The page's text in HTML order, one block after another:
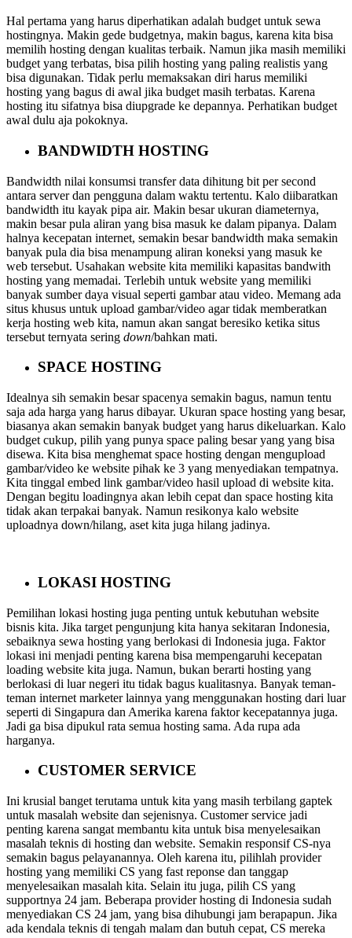
Hal pertama yang harus diperhatikan adalah budget untuk sewa
hostingnya. Makin gede budgetnya, makin bagus, karena kita bisa
memilih hosting dengan kualitas terbaik. Namun jika masih memiliki
budget yang terbatas, bisa pilih hosting yang paling realistis yang
bisa digunakan. Tidak perlu memaksakan diri harus memiliki
hosting yang bagus di awal jika budget masih terbatas. Karena
hosting itu sifatnya bisa diupgrade ke depannya. Perhatikan budget
awal dulu aja pokoknya.
BANDWIDTH HOSTING
Bandwidth nilai konsumsi transfer data dihitung bit per second
antara server dan pengguna dalam waktu tertentu. Kalo diibaratkan
bandwidth itu kayak pipa air. Makin besar ukuran diameternya,
makin besar pula aliran yang bisa masuk ke dalam pipanya. Dalam
halnya kecepatan internet, semakin besar bandwidth maka semakin
banyak pula dia bisa menampung aliran koneksi yang masuk ke
web tersebut. Usahakan website kita memiliki kapasitas bandwith
hosting yang memadai. Terlebih untuk website yang memiliki
banyak sumber daya visual seperti gambar atau video. Memang ada
situs khusus untuk upload gambar/video agar tidak memberatkan
kerja hosting web kita, namun akan sangat beresiko ketika situs
tersebut ternyata sering down/bahkan mati.
SPACE HOSTING
Idealnya sih semakin besar spacenya semakin bagus, namun tentu
saja ada harga yang harus dibayar. Ukuran space hosting yang besar,
biasanya akan semakin banyak budget yang harus dikeluarkan. Kalo
budget cukup, pilih yang punya space paling besar yang yang bisa
disewa. Kita bisa menghemat space hosting dengan mengupload
gambar/video ke website pihak ke 3 yang menyediakan tempatnya.
Kita tinggal embed link gambar/video hasil upload di website kita.
Dengan begitu loadingnya akan lebih cepat dan space hosting kita
tidak akan terpakai banyak. Namun resikonya kalo website
uploadnya down/hilang, aset kita juga hilang jadinya.
LOKASI HOSTING
Pemilihan lokasi hosting juga penting untuk kebutuhan website
bisnis kita. Jika target pengunjung kita hanya sekitaran Indonesia,
sebaiknya sewa hosting yang berlokasi di Indonesia juga. Faktor
lokasi ini menjadi penting karena bisa mempengaruhi kecepatan
loading website kita juga. Namun, bukan berarti hosting yang
berlokasi di luar negeri itu tidak bagus kualitasnya. Banyak teman-
teman internet marketer lainnya yang menggunakan hosting dari luar
seperti di Singapura dan Amerika karena faktor kecepatannya juga.
Jadi ga bisa dipukul rata semua hosting sama. Ada rupa ada
harganya.
CUSTOMER SERVICE
Ini krusial banget terutama untuk kita yang masih terbilang gaptek
untuk masalah website dan sejenisnya. Customer service jadi
penting karena sangat membantu kita untuk bisa menyelesaikan
masalah teknis di hosting dan website. Semakin responsif CS-nya
semakin bagus pelayanannya. Oleh karena itu, pilihlah provider
hosting yang memiliki CS yang fast reponse dan tanggap
menyelesaikan masalah kita. Selain itu juga, pilih CS yang
supportnya 24 jam. Beberapa provider hosting di Indonesia sudah
menyediakan CS 24 jam, yang bisa dihubungi jam berapapun. Jika
ada kendala teknis di tengah malam dan butuh cepat, CS mereka